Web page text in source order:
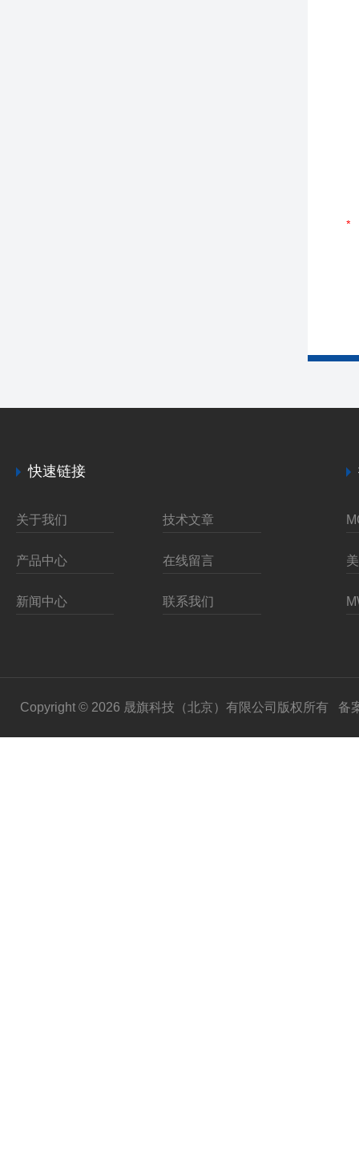
快速链接
关于我们 技术文章
产品中心 在线留言
新闻中心 联系我们
Copyright © 2026 晟旗科技（北京）有限公司版权所有 备